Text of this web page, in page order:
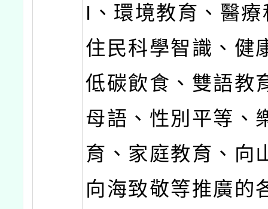
I、環境教育、醫
住民科學智識、健
低碳飲食、雙語教
母語、性別平等、
育、家庭教育、向
向海致敬等推廣的